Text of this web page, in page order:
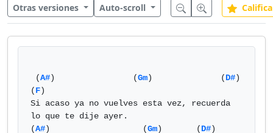
Otras versiones Auto-scroll
(A#)                (Gm)              (D#)
(F)
Si acaso ya no vuelves esta vez, recuerda
lo que te dije ayer.
(A#)                   (Gm)       (D#)